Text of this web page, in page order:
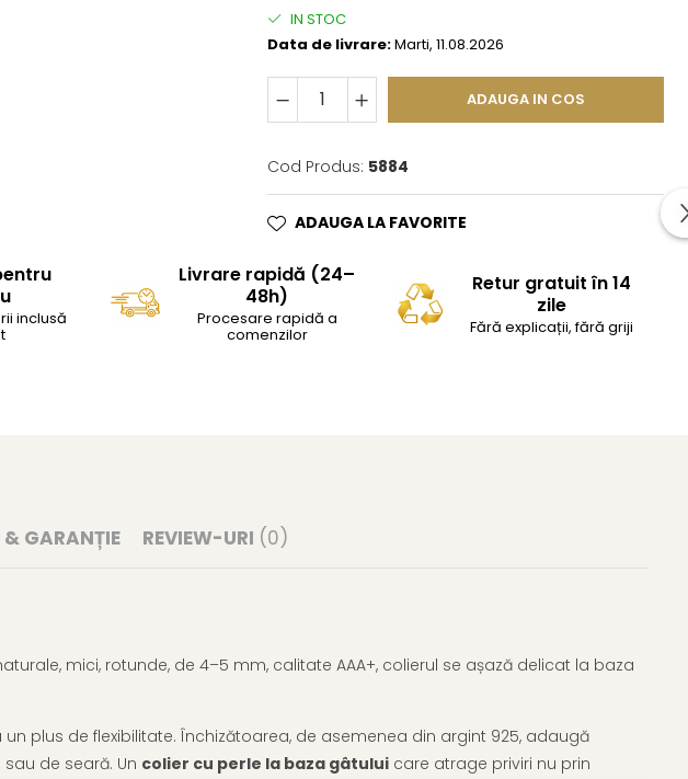
IN STOC
Data de livrare:Marti, 11.08.2026
ADAUGA IN COS
Cod Produs: 5884
ADAUGA LA FAVORITE
inclusă
Livrare rapidă (24–
48h)
Procesare rapidă a
comenzilor
Retur gratuit în 14
zile
Fără explicații, fără griji
GARANȚIE REVIEW-URI (0)
mici, rotunde, de 4–5 mm, calitate AAA+, colierul se așază delicat la baza
plus de flexibilitate. Închizătoarea, de asemenea din argint 925, adaugă
de seară. Un colier cu perle la baza gâtului care atrage priviri nu prin